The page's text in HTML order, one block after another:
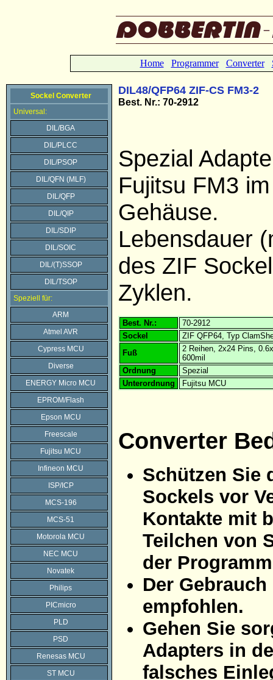
Home Programmer Converter
Sockel Converter
Universal:
DIL/BGA
DIL/PLCC
DIL/PSOP
DIL/QFN (MLF)
DIL/QFP
DIL/QIP
DIL/SDIP
DIL/SOIC
DIL/(T)SSOP
DIL/TSOP
Speziell für:
ARM
Atmel AVR
Cypress MCU
Diverse
ENERGY Micro MCU
EPROM/Flash
Epson MCU
Freescale
Fujitsu MCU
Infineon MCU
ISP/ICP
MCS-196
MCS-51
Motorola MCU
NEC MCU
Novatek
Philips
PICmicro
PLD
PSD
Renesas MCU
ST MCU
DIL48/QFP64 ZIF-CS FM3-2
Best. Nr.: 70-2912
Spezial
Fujitsu FM3
Gehäuse.
Lebensdauer
des ZIF
Zyklen.
Best. Nr.:
70-2912
Sockel
ZIF QFP64, Typ
Fuß
2 Reihen, 2x24 Pins,
600mil
Ordnung
Spezial
Unterordnung
Fujitsu MCU
Converter
Schützen Sie
Sockels vor
Kontakte mit
Teilchen von
der
Der
empfohlen.
Gehen Sie
Adapters in
falsches